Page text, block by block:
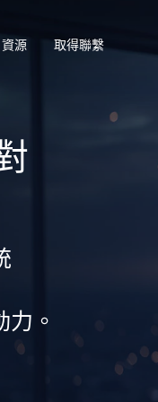
資源 取得聯繫
。